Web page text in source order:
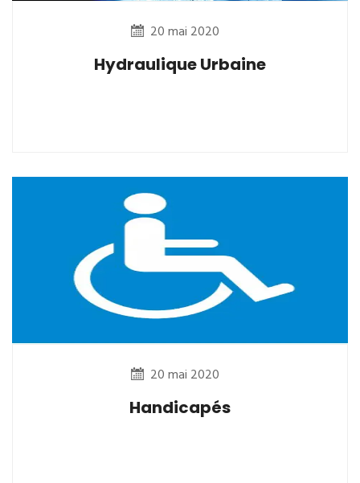
20 mai 2020
Hydraulique Urbaine
20 mai 2020
Handicapés